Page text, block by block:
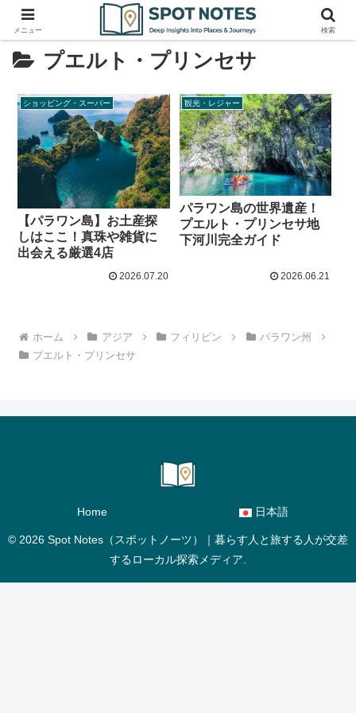
プエルト・プリンセサ
ショッピング・スーパー
【パラワン島】お土産探
しはここ！真珠や雑貨に
出会える厳選4店
2026.07.20
観光・レジャー
パラワン島の世界遺産！
プエルト・プリンセサ地
下河川完全ガイド
2026.06.21
ホーム アジア フィリピン
パラワン州
プエルト・プリンセサ
Home 日本語
© 2026 Spot Notes（スポットノーツ）｜暮らす人と旅する人が交差
するローカル探索メディア.
メニュー 検索